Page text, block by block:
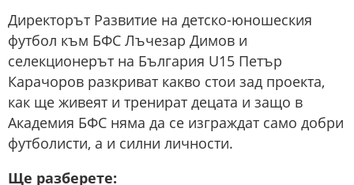
Директорът Развитие на детско-юношеския
футбол към БФС Лъчезар Димов и
селекционерът на България U15 Петър
Карачоров разкриват какво стои зад проекта,
как ще живеят и тренират децата и защо в
Академия БФС няма да се изграждат само добри
футболисти, а и силни личности.
Ще разберете: